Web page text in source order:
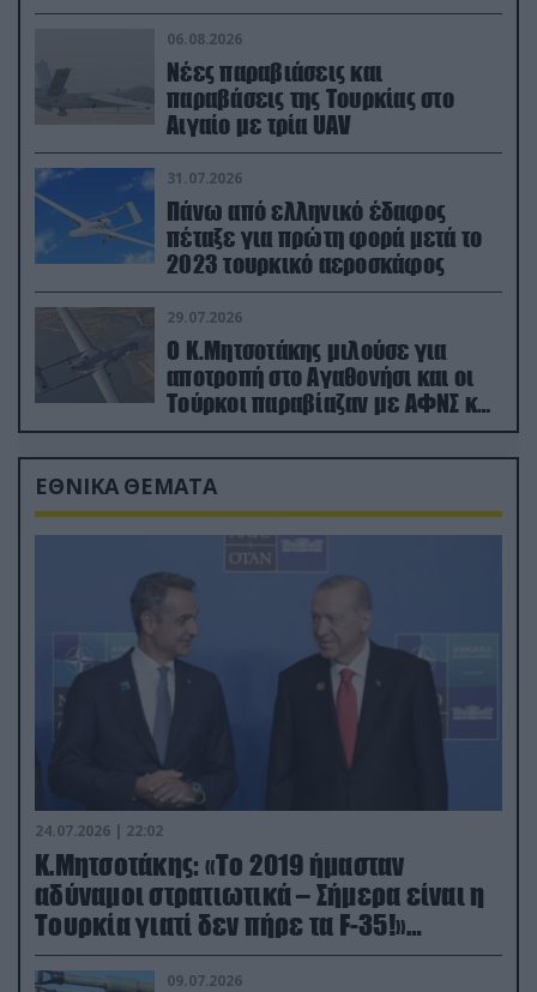
06.08.2026
Νέες παραβιάσεις και
παραβάσεις της Τουρκίας στο
Αιγαίο με τρία UAV
31.07.2026
Πάνω από ελληνικό έδαφος
πέταξε για πρώτη φορά μετά το
2023 τουρκικό αεροσκάφος
29.07.2026
Ο Κ.Μητσοτάκης μιλούσε για
αποτροπή στο Αγαθονήσι και οι
Τούρκοι παραβίαζαν με ΑΦΝΣ και
drone
ΕΘΝΙΚΑ ΘΕΜΑΤΑ
24.07.2026 | 22:02
Κ.Μητσοτάκης: «Το 2019 ήμασταν
αδύναμοι στρατιωτικά – Σήμερα είναι η
Τουρκία γιατί δεν πήρε τα F-35!»
(βίντεο)
09.07.2026